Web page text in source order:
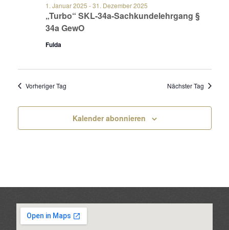
„Turbo“ SKL-34a-Sachkundelehrgang §
34a GewO
1. Januar 2025 -31. Dezember 2025
Fulda
Vorheriger Tag Nächster Tag
Kalender abonnieren